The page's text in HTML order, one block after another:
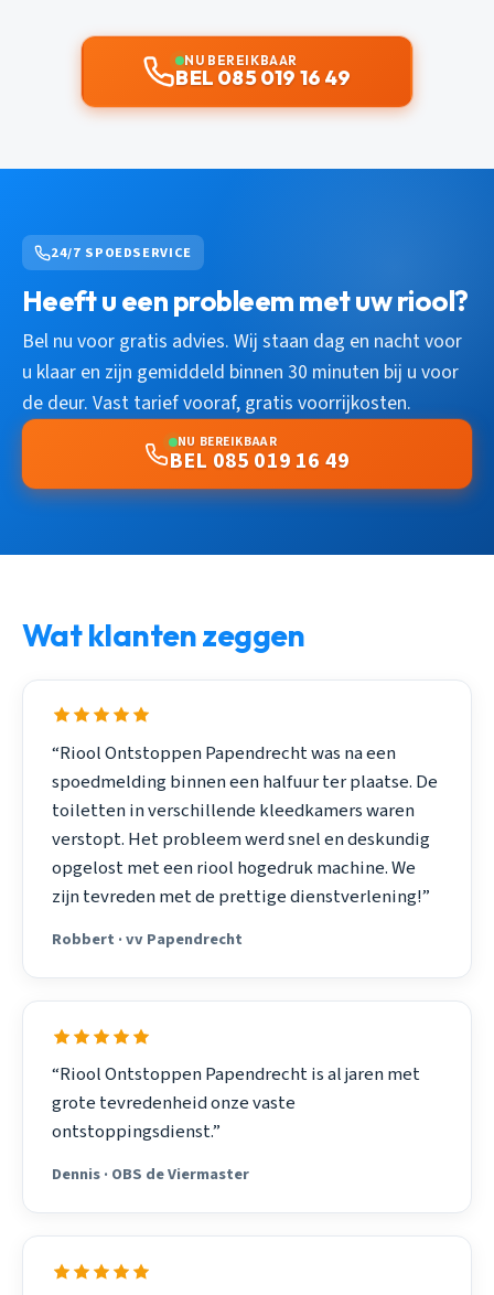
NU BEREIKBAAR
BEL 085 019 16 49
24/7 SPOEDSERVICE
Heeft u een probleem met uw riool?
Bel nu voor gratis advies. Wij staan dag en nacht voor
u klaar en zijn gemiddeld binnen 30 minuten bij u voor
de deur. Vast tarief vooraf, gratis voorrijkosten.
NU BEREIKBAAR
BEL 085 019 16 49
Wat klanten zeggen
“Riool Ontstoppen Papendrecht was na een
spoedmelding binnen een halfuur ter plaatse. De
toiletten in verschillende kleedkamers waren
verstopt. Het probleem werd snel en deskundig
opgelost met een riool hogedruk machine. We
zijn tevreden met de prettige dienstverlening!”
Robbert · vv Papendrecht
“Riool Ontstoppen Papendrecht is al jaren met
grote tevredenheid onze vaste
ontstoppingsdienst.”
Dennis · OBS de Viermaster